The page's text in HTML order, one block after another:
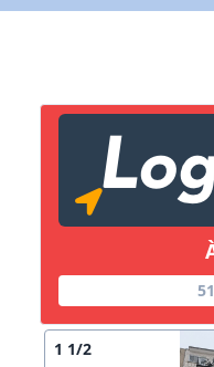
1 1/2
Lien vers
Copier lien